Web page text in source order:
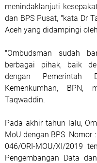
menindaklanjuti
dan BPS Pusat, "kata Dr
Aceh yang didampingi
"Ombudsman sudah
berbagai pihak, baik
dengan Pemerintah
Kemenkumhan, BPN,
Taqwaddin.
Pada akhir tahun lalu,
MoU dengan BPS Nomor
046/ORI-MOU/XI/2019
Pengembangan Data